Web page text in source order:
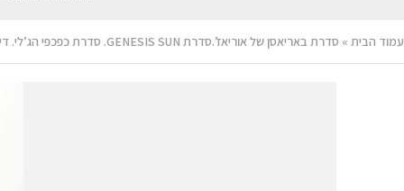
עמוד הבית » סדרת באריאסן של אוריאז’.סדרת GENESIS SUN. סדרת כפכפי הג’לי. דיאודורנט Power 3